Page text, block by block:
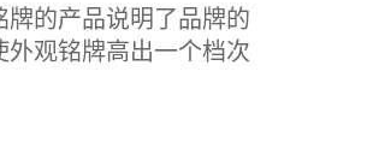
的产品说明了品牌的
观铭牌高出一个档次